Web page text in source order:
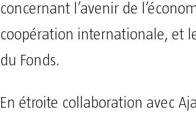
concernant l’avenir de
coopération internationale, et
du Fonds.
En étroite collaboration avec